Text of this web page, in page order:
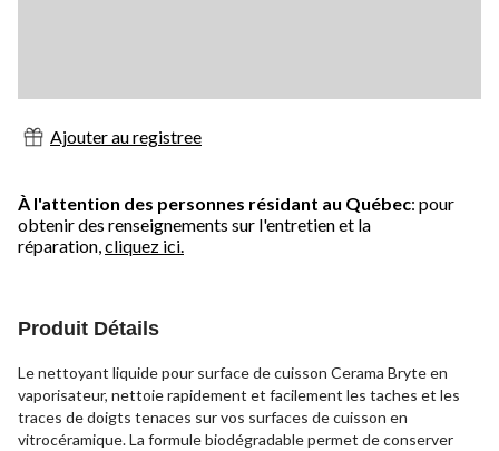
Ajouter au registree
À l'attention des personnes résidant au Québec: pour
obtenir des renseignements sur l'entretien et la
réparation,cliquez ici.
Produit Détails
Le nettoyant liquide pour surface de cuisson Cerama Bryte en
vaporisateur, nettoie rapidement et facilement les taches et les
traces de doigts tenaces sur vos surfaces de cuisson en
vitrocéramique. La formule biodégradable permet de conserver